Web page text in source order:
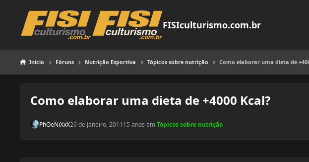
FISIculturismo.com.br
Início Fóruns Nutrição Esportiva Tópicos sobre nutrição Como elaborar uma dieta de
Como elaborar uma dieta de +4000 Kcal?
PhOeNiXxX26 de Janeiro, 201115 anos emTópicos sobre nutrição